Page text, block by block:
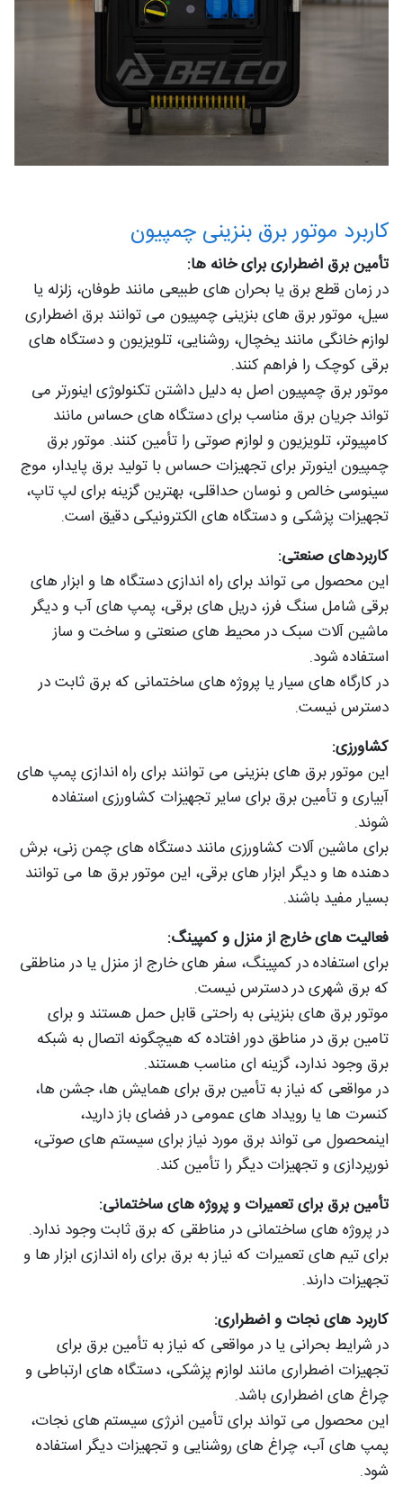
کاربرد موتور برق بنزینی چمپیون
تأمین برق اضطراری برای خانه ها:
در زمان قطع برق یا بحران های طبیعی مانند طوفان، زلزله یا
سیل، موتور برق های بنزینی چمپیون می توانند برق اضطراری
لوازم خانگی مانند یخچال، روشنایی، تلویزیون و دستگاه های
برقی کوچک را فراهم کنند.
موتور برق چمپیون اصل به دلیل داشتن تکنولوژی اینورتر می
تواند جریان برق مناسب برای دستگاه های حساس مانند
کامپیوتر، تلویزیون و لوازم صوتی را تأمین کنند. موتور برق
چمپیون اینورتر برای تجهیزات حساس با تولید برق پایدار، موج
سینوسی خالص و نوسان حداقلی، بهترین گزینه برای لپ تاپ،
تجهیزات پزشکی و دستگاه های الکترونیکی دقیق است.
کاربردهای صنعتی:
این محصول می تواند برای راه اندازی دستگاه ها و ابزار های
برقی شامل سنگ فرز، دریل های برقی، پمپ های آب و دیگر
ماشین آلات سبک در محیط های صنعتی و ساخت و ساز
استفاده شود.
در کارگاه های سیار یا پروژه های ساختمانی که برق ثابت در
دسترس نیست.
کشاورزی:
این موتور برق های بنزینی می توانند برای راه اندازی پمپ های
آبیاری و تأمین برق برای سایر تجهیزات کشاورزی استفاده
شوند.
برای ماشین آلات کشاورزی مانند دستگاه های چمن زنی، برش
دهنده ها و دیگر ابزار های برقی، این موتور برق ها می توانند
بسیار مفید باشند.
فعالیت های خارج از منزل و کمپینگ:
برای استفاده در کمپینگ، سفر های خارج از منزل یا در مناطقی
که برق شهری در دسترس نیست.
موتور برق های بنزینی به راحتی قابل حمل هستند و برای
تامین برق در مناطق دور افتاده که هیچگونه اتصال به شبکه
برق وجود ندارد، گزینه ای مناسب هستند.
در مواقعی که نیاز به تأمین برق برای همایش ها، جشن ها،
کنسرت ها یا رویداد های عمومی در فضای باز دارید،
اینمحصول می تواند برق مورد نیاز برای سیستم های صوتی،
نورپردازی و تجهیزات دیگر را تأمین کند.
تأمین برق برای تعمیرات و پروژه های ساختمانی:
در پروژه های ساختمانی در مناطقی که برق ثابت وجود ندارد.
برای تیم های تعمیرات که نیاز به برق برای راه اندازی ابزار ها و
تجهیزات دارند.
کاربرد های نجات و اضطراری:
در شرایط بحرانی یا در مواقعی که نیاز به تأمین برق برای
تجهیزات اضطراری مانند لوازم پزشکی، دستگاه های ارتباطی و
چراغ های اضطراری باشد.
این محصول می تواند برای تأمین انرژی سیستم های نجات،
پمپ های آب، چراغ های روشنایی و تجهیزات دیگر استفاده
شود.